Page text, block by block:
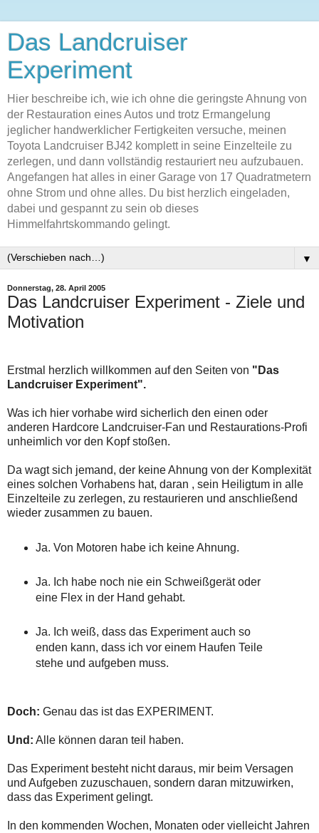
Das Landcruiser
Experiment
Hier beschreibe ich, wie ich ohne die geringste Ahnung von
der Restauration eines Autos und trotz Ermangelung
jeglicher handwerklicher Fertigkeiten versuche, meinen
Toyota Landcruiser BJ42 komplett in seine Einzelteile zu
zerlegen, und dann vollständig restauriert neu aufzubauen.
Angefangen hat alles in einer Garage von 17 Quadratmetern
ohne Strom und ohne alles. Du bist herzlich eingeladen,
dabei und gespannt zu sein ob dieses
Himmelfahrtskommando gelingt.
▼
Donnerstag, 28. April 2005
Das Landcruiser Experiment - Ziele und
Motivation
Erstmal herzlich willkommen auf den Seiten von "Das
Landcruiser Experiment".
Was ich hier vorhabe wird sicherlich den einen oder
anderen Hardcore Landcruiser-Fan und Restaurations-Profi
unheimlich vor den Kopf stoßen.
Da wagt sich jemand, der keine Ahnung von der Komplexität
eines solchen Vorhabens hat, daran , sein Heiligtum in alle
Einzelteile zu zerlegen, zu restaurieren und anschließend
wieder zusammen zu bauen.
Ja. Von Motoren habe ich keine Ahnung.
Ja. Ich habe noch nie ein Schweißgerät oder
eine Flex in der Hand gehabt.
Ja. Ich weiß, dass das Experiment auch so
enden kann, dass ich vor einem Haufen Teile
stehe und aufgeben muss.
Doch: Genau das ist das EXPERIMENT.
Und: Alle können daran teil haben.
Das Experiment besteht nicht daraus, mir beim Versagen
und Aufgeben zuzuschauen, sondern daran mitzuwirken,
dass das Experiment gelingt.
In den kommenden Wochen, Monaten oder vielleicht Jahren